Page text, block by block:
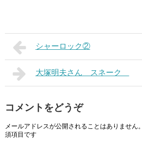
シャーロック②
大塚明夫さん スネーク
コメントをどうぞ
メールアドレスが公開されることはありません。
須項目です